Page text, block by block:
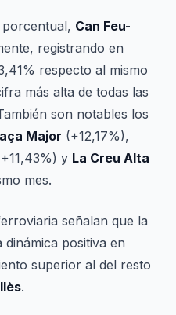
Can Feu-
registrando en
respecto al mismo
más alta de todas las
son notables los
Major (+12,17%),
y La Creu Alta
mes.
señalan que la
dinámica positiva en
superior al del resto
.